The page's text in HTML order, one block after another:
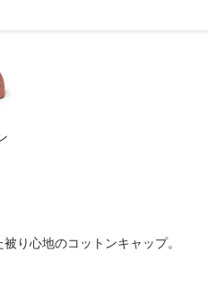
り心地のコットンキャップ。